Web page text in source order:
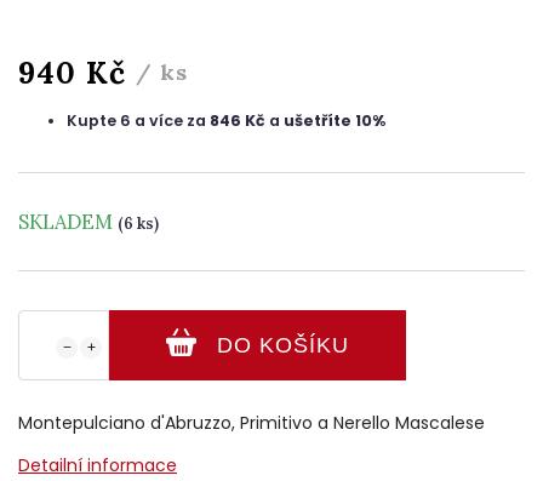
940 Kč / ks
Kupte 6 a více za 846 Kč a ušetříte 10%
SKLADEM (6 ks)
+
− DO KOŠÍKU
Montepulciano d'Abruzzo, Primitivo a Nerello Mascalese
Detailní informace